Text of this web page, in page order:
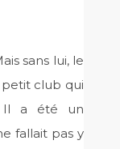
sans lui, le
petit club qui
Il a été un
fallait pas y